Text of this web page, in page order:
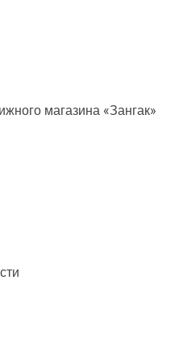
магазина «Зангак»